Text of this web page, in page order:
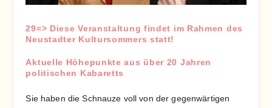
29=> Diese Veranstaltung findet im Rahmen des
Neustadter Kultursommers statt!
Aktuelle Höhepunkte aus über 20 Jahren
politischen Kabaretts
Sie haben die Schnauze voll von der gegenwärtigen